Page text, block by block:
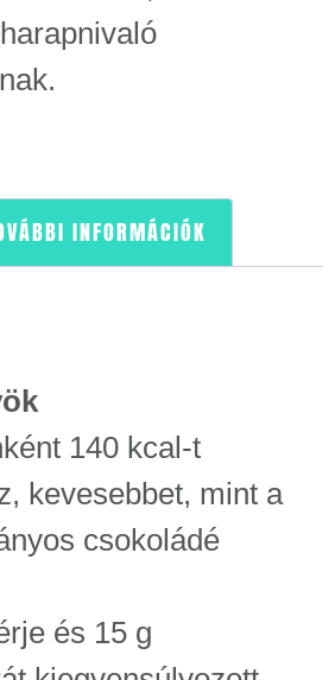
INFORMÁCIÓK
140 kcal-t
kevesebbet, mint a
csokoládé
és 15 g